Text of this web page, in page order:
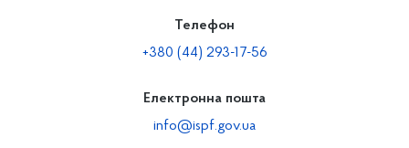
Телефон
+380 (44) 293-17-56
Електронна пошта
info@ispf.gov.ua